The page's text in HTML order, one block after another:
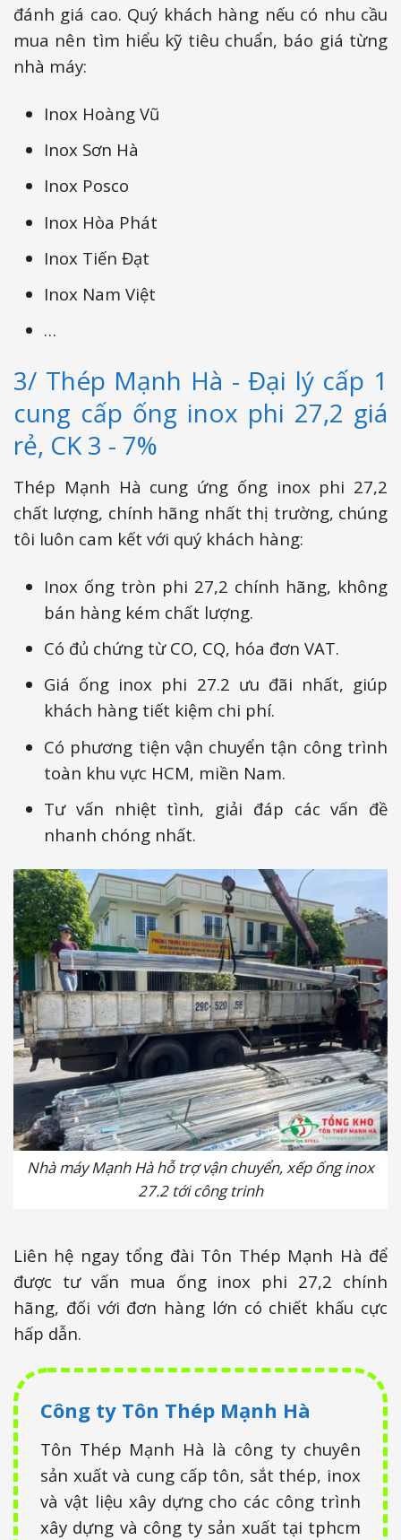
đánh giá cao. Quý khách hàng nếu có nhu cầu
mua nên tìm hiểu kỹ tiêu chuẩn, báo giá từng
nhà máy:
Inox Hoàng Vũ
Inox Sơn Hà
Inox Posco
Inox Hòa Phát
Inox Tiến Đạt
Inox Nam Việt
…
3/ Thép Mạnh Hà - Đại lý cấp 1
cung cấp ống inox phi 27,2 giá
rẻ, CK 3 - 7%
Thép Mạnh Hà cung ứng ống inox phi 27,2
chất lượng, chính hãng nhất thị trường, chúng
tôi luôn cam kết với quý khách hàng:
Inox ống tròn phi 27,2 chính hãng, không
bán hàng kém chất lượng.
Có đủ chứng từ CO, CQ, hóa đơn VAT.
Giá ống inox phi 27.2 ưu đãi nhất, giúp
khách hàng tiết kiệm chi phí.
Có phương tiện vận chuyển tận công trình
toàn khu vực HCM, miền Nam.
Tư vấn nhiệt tình, giải đáp các vấn đề
nhanh chóng nhất.
Nhà máy Mạnh Hà hỗ trợ vận chuyển, xếp ống inox
27.2 tới công trinh
Liên hệ ngay tổng đài Tôn Thép Mạnh Hà để
được tư vấn mua ống inox phi 27,2 chính
hãng, đối với đơn hàng lớn có chiết khấu cực
hấp dẫn.
Công ty Tôn Thép Mạnh Hà
Tôn Thép Mạnh Hà là công ty chuyên
sản xuất và cung cấp tôn, sắt thép, inox
và vật liệu xây dựng cho các công trình
xây dựng và công ty sản xuất tại tphcm